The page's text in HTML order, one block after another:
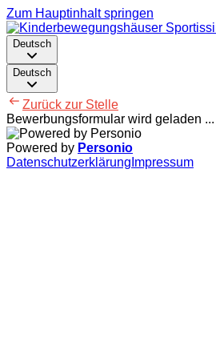
Zum Hauptinhalt springen
Deutsch
Deutsch
Zurück zur Stelle
Bewerbungsformular wird geladen ...
Powered by Personio
Datenschutzerklärung Impressum